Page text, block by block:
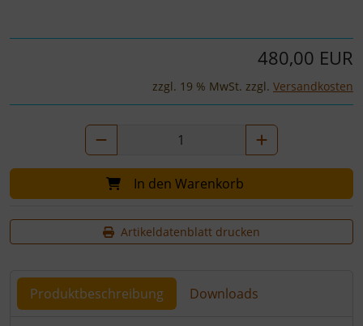
480,00 EUR
zzgl. 19 % MwSt. zzgl. Versandkosten
In den Warenkorb
Artikeldatenblatt drucken
Produktbeschreibung Downloads